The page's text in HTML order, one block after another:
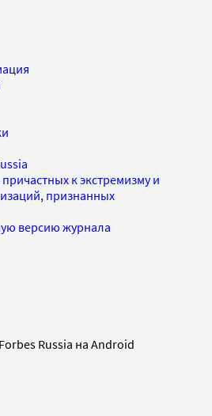
к экстремизму и
признанных
версию журнала
Russia на Android